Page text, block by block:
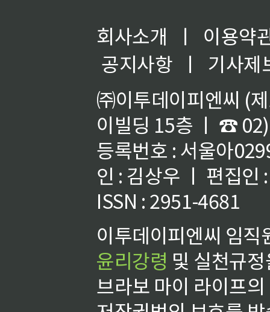
회사소개 ㅣ
이용약
공지사항
ㅣ
기사제
㈜이투데이피엔씨 (
이빌딩 15층 ㅣ ☎
등록번호 : 서울아
인 : 김상우 ㅣ 편집인
ISSN : 2951-4681
이투데이피엔씨 임
윤리강령 및 실천규
브라보 마이 라이프